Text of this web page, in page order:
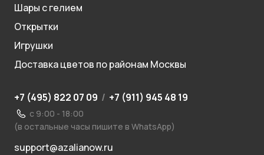
Шары с гелием
Открытки
Игрушки
Доставка цветов по районам Москвы
+7 (495) 822 07 09 / +7 (911) 945 48 19
с 9:00 - 18:00
(в остальные часы пишите в WhatsApp)
support@azalianow.ru